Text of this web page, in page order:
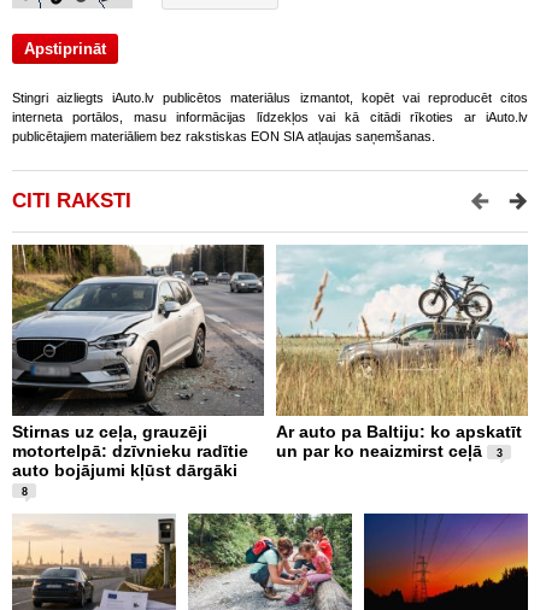
Stingri aizliegts iAuto.lv publicētos materiālus izmantot, kopēt vai reproducēt citos
interneta portālos, masu informācijas līdzekļos vai kā citādi rīkoties ar iAuto.lv
publicētajiem materiāliem bez rakstiskas EON SIA atļaujas saņemšanas.
CITI RAKSTI
Stirnas uz ceļa, grauzēji
motortelpā: dzīvnieku radītie
auto bojājumi kļūst dārgāki
8
Ar auto pa Baltiju: ko apskatīt
un par ko neaizmirst ceļā
3